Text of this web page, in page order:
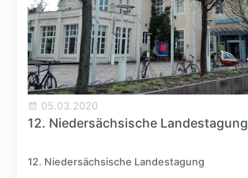
05.03.2020
12. Niedersächsische Landestagung
12. Niedersächsische Landestagung